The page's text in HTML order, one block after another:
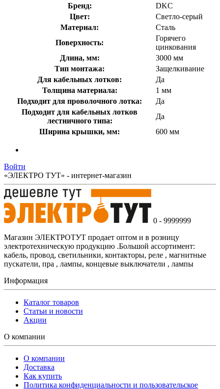
Бренд:
DKC
Цвет:
Светло-серый
Материал:
Сталь
Поверхность:
Горячего
цинкования
Длина, мм:
3000 мм
Тип монтажа:
Защелкивание
Для кабельных лотков:
Да
Толщина материала:
1 мм
Подходит для проволочного лотка:
Да
Подходит для кабельных лотков
лестничного типа:
Да
Ширина крышки, мм:
600 мм
Войти
«ЭЛЕКТРО ТУТ» - интернет-магазин
0 - 9999999
Магазин ЭЛЕКТРОТУТ продает оптом и в розницу
электротехническую продукцию .Большой ассортимент:
кабель, провод, светильники, контакторы, реле , магнитные
пускатели, пра , лампы, концевые выключатели , лампы
Информация
Каталог товаров
Статьи и новости
Акции
О компании
О компании
Доставка
Как купить
Политика конфиденциальности и пользовательское